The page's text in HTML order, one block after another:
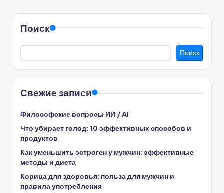
Поиск
Поиск
Свежие записи
Философские вопросы ИИ / AI
Что убирает голод: 10 эффективных способов и
продуктов
Как уменьшить эстроген у мужчин: эффективные
методы и диета
Корица для здоровья: польза для мужчин и
правила употребления